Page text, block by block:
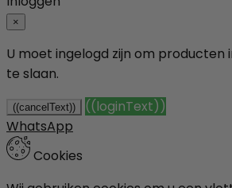
×
U moet ingelogd zijn om producten
te slaan.
((cancelText))
((loginText))
WhatsApp
Cookies